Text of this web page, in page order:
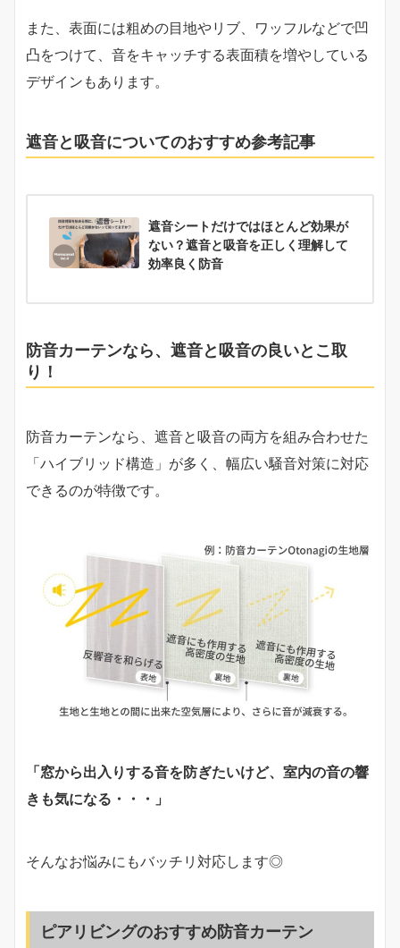
また、表面には粗めの目地やリブ、ワッフルなどで凹
凸をつけて、音をキャッチする表面積を増やしている
デザインもあります。
遮音と吸音についてのおすすめ参考記事
遮音シートだけではほとんど効果が
ない？遮音と吸音を正しく理解して
効率良く防音
防音カーテンなら、遮音と吸音の良いとこ取
り！
防音カーテンなら、遮音と吸音の両方を組み合わせた
「ハイブリッド構造」が多く、幅広い騒音対策に対応
できるのが特徴です。
「窓から出入りする音を防ぎたいけど、室内の音の響
きも気になる・・・」
そんなお悩みにもバッチリ対応します◎
ピアリビングのおすすめ防音カーテン